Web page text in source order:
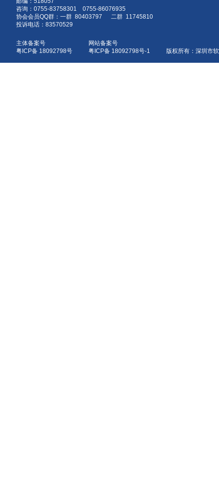
咨询：0755-83758301 0755-86076935
协会会员QQ群：一群 80403797 二群 11745810
投诉电话：83570529
主体备案号
粤ICP备 18092798号
网站备案号
粤ICP备 18092798号-1 版权所有：深圳市软